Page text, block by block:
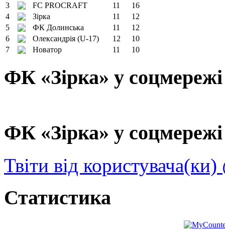
3
FC PROCRAFT 11
16
4
Зірка 11
12
5
ФК Долинська 11
12
6
Олександрія (U-17) 12
10
7
Новатор 11 10
ФК «Зірка» у
ФК «Зірка» у
Твіти від
Статистика